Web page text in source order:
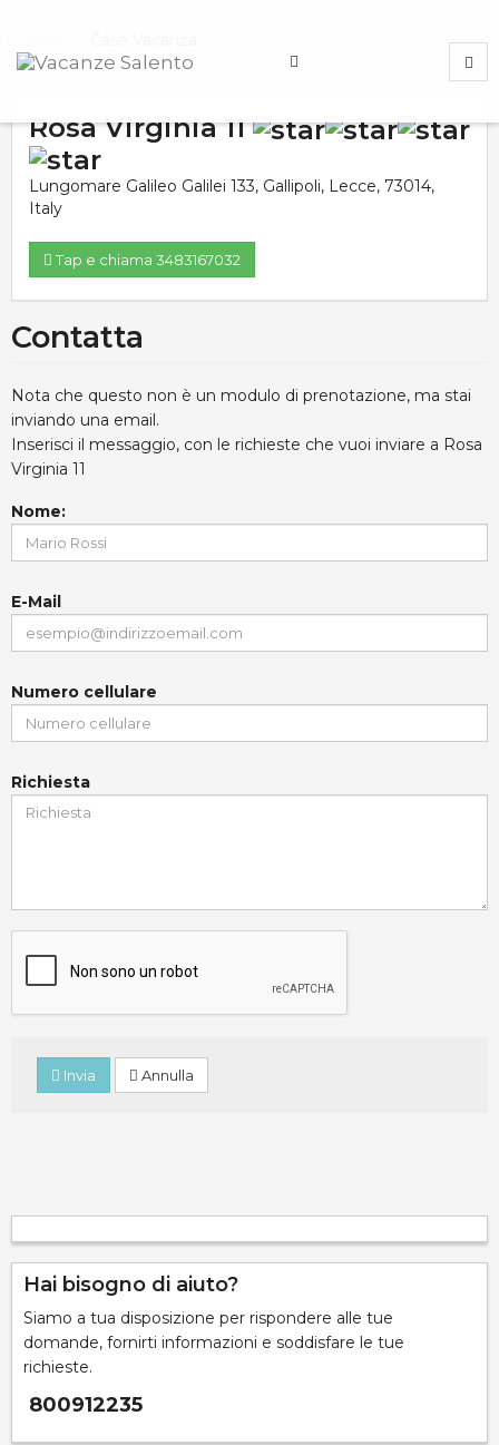
Rosa Virginia 11
Lungomare Galileo Galilei 133, Gallipoli, Lecce, 73014,
Italy
Tap e chiama 3483167032
Contatta
Nota che questo non è un modulo di prenotazione, ma stai
inviando una email.
Inserisci il messaggio, con le richieste che vuoi inviare a Rosa
Virginia 11
Nome:
E-Mail
Numero cellulare
Richiesta
Invia Annulla
Hai bisogno di aiuto?
Siamo a tua disposizione per rispondere alle tue
domande, fornirti informazioni e soddisfare le tue
richieste.
800912235